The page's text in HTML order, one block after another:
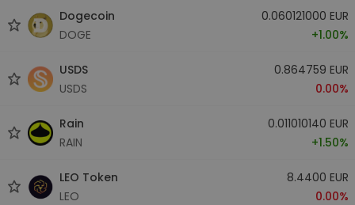
Dogecoin
DOGE
0.060121000 EUR
+1.00%
USDS
USDS
0.864759 EUR
0.00%
Rain
RAIN
0.011010140 EUR
+1.50%
LEO Token
LEO
8.4400 EUR
0.00%